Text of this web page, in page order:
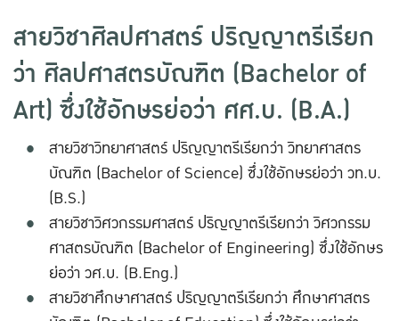
สายวิชาศิลปศาสตร์ ปริญญาตรีเรียก
ว่า ศิลปศาสตรบัณฑิต (Bachelor of
Art) ซึ่งใช้อักษรย่อว่า ศศ.บ. (B.A.)
สายวิชาวิทยาศาสตร์ ปริญญาตรีเรียกว่า วิทยาศาสตร
บัณฑิต (Bachelor of Science) ซึ่งใช้อักษรย่อว่า วท.บ.
(B.S.)
สายวิชาวิศวกรรมศาสตร์ ปริญญาตรีเรียกว่า วิศวกรรม
ศาสตรบัณฑิต (Bachelor of Engineering) ซึ่งใช้อักษร
ย่อว่า วศ.บ. (B.Eng.)
สายวิชาศึกษาศาสตร์ ปริญญาตรีเรียกว่า ศึกษาศาสตร